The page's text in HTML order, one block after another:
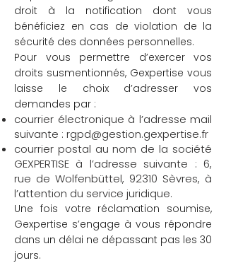
droit à la notification dont vous
bénéficiez en cas de violation de la
sécurité des données personnelles.
Pour vous permettre d’exercer vos
droits susmentionnés, Gexpertise vous
laisse le choix d’adresser vos
demandes par :
courrier électronique à l’adresse mail
suivante : rgpd@gestion.gexpertise.fr
courrier postal au nom de la société
GEXPERTISE à l’adresse suivante : 6,
rue de Wolfenbüttel, 92310 Sèvres, à
l’attention du service juridique.
Une fois votre réclamation soumise,
Gexpertise s’engage à vous répondre
dans un délai ne dépassant pas les 30
jours.